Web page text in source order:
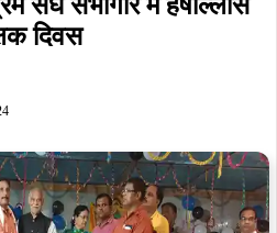
अंतर्गत सोनारी भारत सेवा
के साथ शिक्षक दिवस मनाया
झारखंड प्रदेश के प्रदेश कार्यसमिति